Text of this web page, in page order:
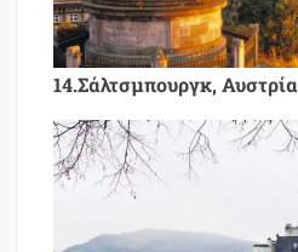
14.Σάλτσμπουργκ, Αυστρία